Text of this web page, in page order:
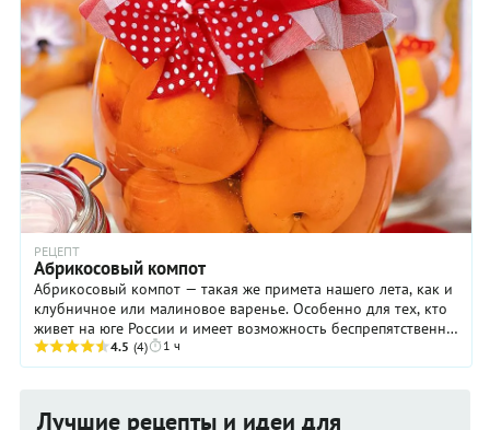
РЕЦЕПТ
Абрикосовый компот
Абрикосовый компот — такая же примета нашего лета, как и
клубничное или малиновое варенье. Особенно для тех, кто
живет на юге России и имеет возможность беспрепятственно
собирать мелкие плоды, ...
4.5 (4) 1 ч
Лучшие рецепты и идеи для